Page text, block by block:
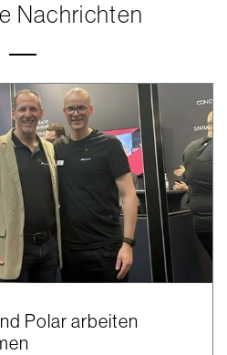
Nachrichten
Polar arbeiten